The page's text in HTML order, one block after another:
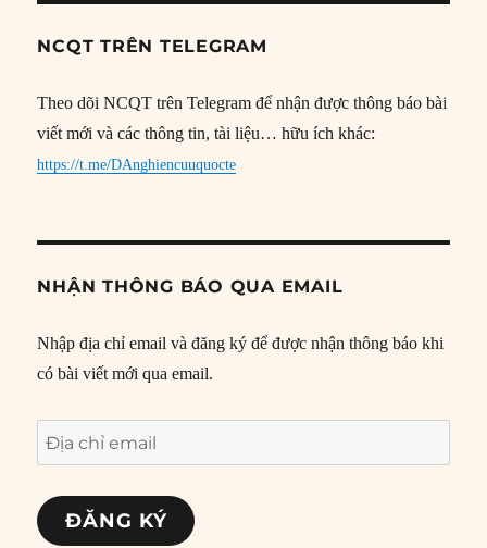
NCQT TRÊN TELEGRAM
Theo dõi NCQT trên Telegram để nhận được thông báo bài
viết mới và các thông tin, tài liệu… hữu ích khác:
https://t.me/DAnghiencuuquocte
NHẬN THÔNG BÁO QUA EMAIL
Nhập địa chỉ email và đăng ký để được nhận thông báo khi
có bài viết mới qua email.
Địa
chỉ
email
ĐĂNG KÝ